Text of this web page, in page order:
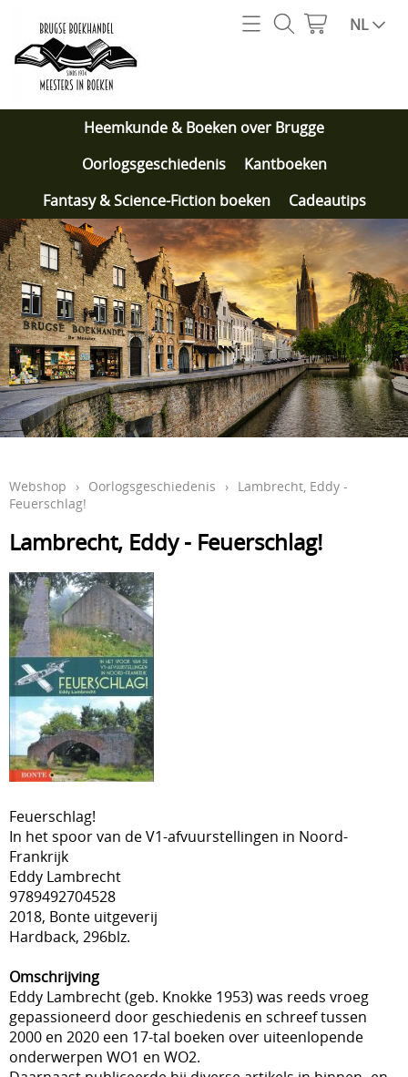
Home
Webshop
Heemkunde & Boeken over Brugge
Fantasy & Science-Fiction boeken
Cadeautips
Onze specialiteiten
Wie zijn we?
Contact
NL
Heemkunde & Boeken over Brugge
Oorlogsgeschiedenis
Kantboeken
Fantasy & Science-Fiction boeken
Cadeautips
Webshop › Oorlogsgeschiedenis › Lambrecht, Eddy -
Feuerschlag!
Lambrecht, Eddy - Feuerschlag!
Feuerschlag!
In het spoor van de V1-afvuurstellingen in Noord-
Frankrijk
Eddy Lambrecht
9789492704528
2018, Bonte uitgeverij
Hardback, 296blz.
Omschrijving
Eddy Lambrecht (geb. Knokke 1953) was reeds vroeg
gepassioneerd door geschiedenis en schreef tussen
2000 en 2020 een 17-tal boeken over uiteenlopende
onderwerpen WO1 en WO2.